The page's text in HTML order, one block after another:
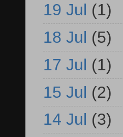
19 Jul (1)
18 Jul (5)
17 Jul (1)
15 Jul (2)
14 Jul (3)